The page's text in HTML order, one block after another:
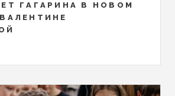
ГАГАРИНА В НОВОМ